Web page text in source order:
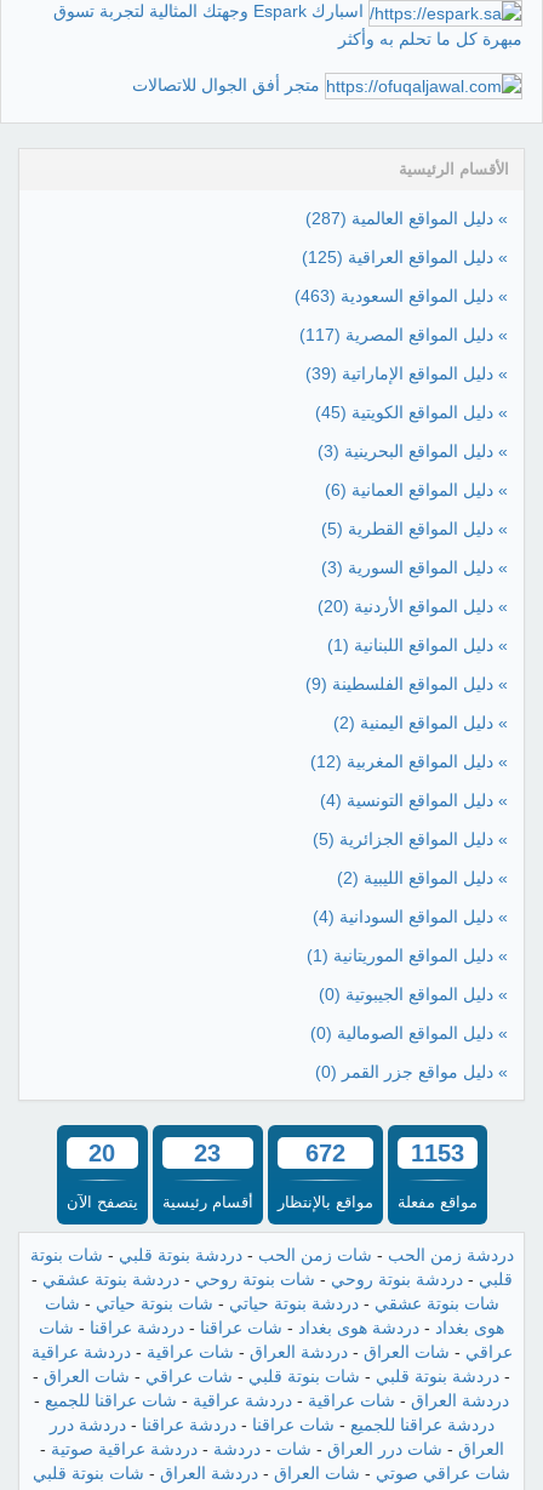
اسبارك Espark وجهتك المثالية لتجربة تسوق
مبهرة كل ما تحلم به وأكثر
متجر أفق الجوال للاتصالات
الأقسام الرئيسية
» دليل المواقع العالمية (287)
» دليل المواقع العراقية (125)
» دليل المواقع السعودية (463)
» دليل المواقع المصرية (117)
» دليل المواقع الإماراتية (39)
» دليل المواقع الكويتية (45)
» دليل المواقع البحرينية (3)
» دليل المواقع العمانية (6)
» دليل المواقع القطرية (5)
» دليل المواقع السورية (3)
» دليل المواقع الأردنية (20)
» دليل المواقع اللبنانية (1)
» دليل المواقع الفلسطينة (9)
» دليل المواقع اليمنية (2)
» دليل المواقع المغربية (12)
» دليل المواقع التونسية (4)
» دليل المواقع الجزائرية (5)
» دليل المواقع الليبية (2)
» دليل المواقع السودانية (4)
» دليل المواقع الموريتانية (1)
» دليل المواقع الجيبوتية (0)
» دليل المواقع الصومالية (0)
» دليل مواقع جزر القمر (0)
1153
مواقع مفعلة
672
مواقع بالإنتظار
23
أقسام رئيسية
20
يتصفح الآن
دردشة زمن الحب - شات زمن الحب -دردشة بنوتة قلبي - شات بنوتة
قلبي -دردشة بنوتة روحي - شات بنوتة روحي -دردشة بنوتة عشقي -
شات بنوتة عشقي -دردشة بنوتة حياتي - شات بنوتة حياتي - شات
هوى بغداد - دردشة هوى بغداد - شات عراقنا - دردشة عراقنا - شات
عراقي - شات العراق -دردشة العراق - شات عراقية -دردشة عراقية
- دردشة بنوتة قلبي - شات بنوتة قلبي - شات عراقي - شات العراق -
دردشة العراق - شات عراقية - دردشة عراقية - شات عراقنا للجميع -
دردشة عراقنا للجميع - شات عراقنا -دردشة عراقنا -دردشة درر
العراق - شات درر العراق - شات -دردشة -دردشة عراقية صوتية -
شات عراقي صوتي - شات العراق - دردشة العراق - شات بنوتة قلبي